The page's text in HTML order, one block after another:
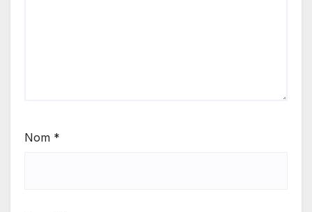
Nom *